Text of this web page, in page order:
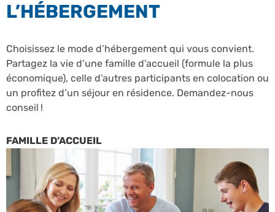
L’HÉBERGEMENT
Choisissez le mode d’hébergement qui vous convient.
Partagez la vie d’une famille d’accueil (formule la plus
économique), celle d’autres participants en colocation ou
un profitez d’un séjour en résidence. Demandez-nous
conseil !
FAMILLE D’ACCUEIL